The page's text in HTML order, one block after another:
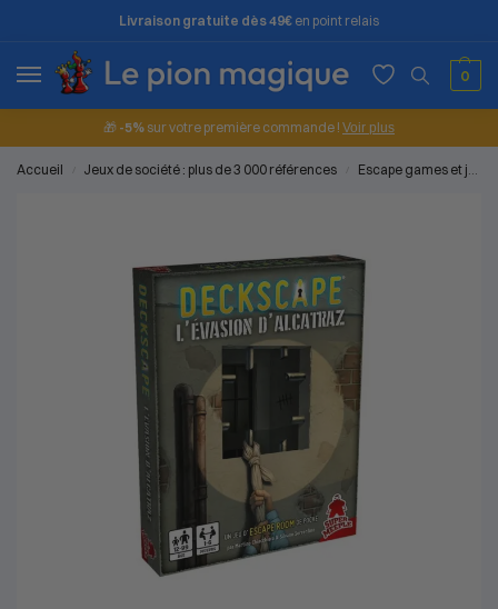
Livraison gratuite dès 49€ en point relais
0
🎁 -5% sur votre première commande ! Voir plus
Accueil Jeux de société : plus de 3 000 références Escape games et jeux d'enquête